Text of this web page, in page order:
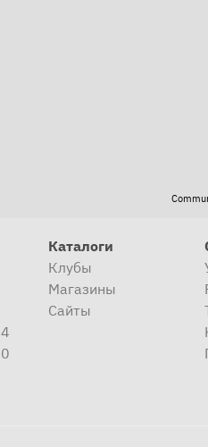
Каталоги
Клубы
Магазины
Сайты